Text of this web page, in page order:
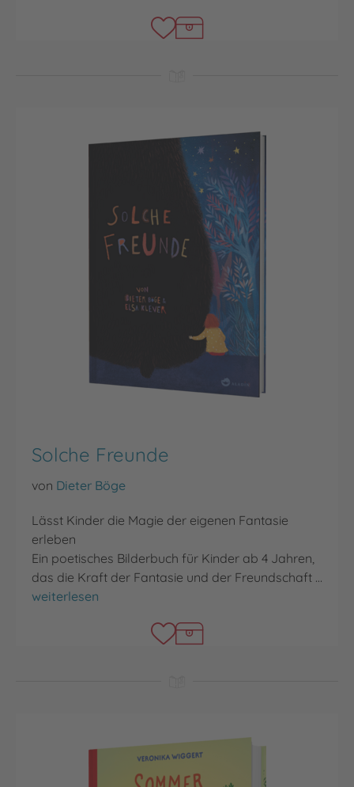
Solche Freunde
von Dieter Böge
Lässt Kinder die Magie der eigenen Fantasie
erleben
Ein poetisches Bilderbuch für Kinder ab 4 Jahren,
das die Kraft der Fantasie und der Freundschaft …
Solche Freunde
weiterlesen